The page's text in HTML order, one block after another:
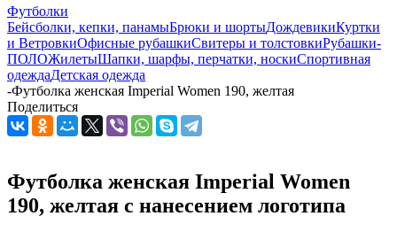
Футболки
Бейсболки, кепки, панамыБрюки и шортыДождевикиКуртки
и ВетровкиОфисные рубашкиСвитеры и толстовкиРубашки-
ПОЛОЖилетыШапки, шарфы, перчатки, носкиСпортивная
одеждаДетская одежда
-Футболка женская Imperial Women 190, желтая
Поделиться
Футболка женская Imperial Women
190, желтая с нанесением логотипа